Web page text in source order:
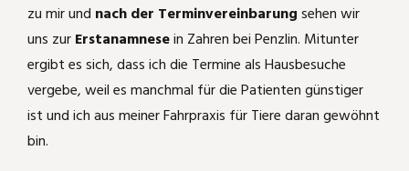
zu mir und nach der Terminvereinbarungsehen wir
uns zurErstanamnesein Zahren bei Penzlin. Mitunter
ergibt es sich, dass ich die Termine als Hausbesuche
vergebe, weil es manchmal für die Patienten günstiger
ist und ich aus meiner Fahrpraxis für Tiere daran gewöhnt
bin.
Katzenschnupfen
Katerkämpfe
August der Starke
Carbolicum acidum
Kummer durch Kippfensterkatze
Phytolacca